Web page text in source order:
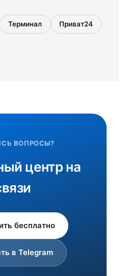
Терминал Приват24
ВОПРОСЫ?
центр на
бесплатно
в Telegram